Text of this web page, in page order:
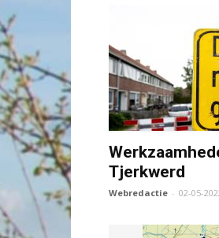
Tjerkwerd
Webredactie - 02-05-